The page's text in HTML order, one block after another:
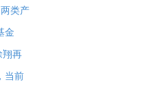
类产
金
翔再
当前